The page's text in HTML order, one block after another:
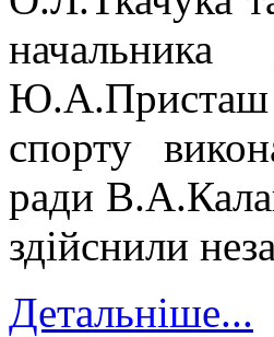
начальника
Ю.А.Присташ
спорту
ради
здійснили
Детальніше...